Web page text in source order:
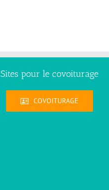
Sites pour le covoiturage
COVOITURAGE